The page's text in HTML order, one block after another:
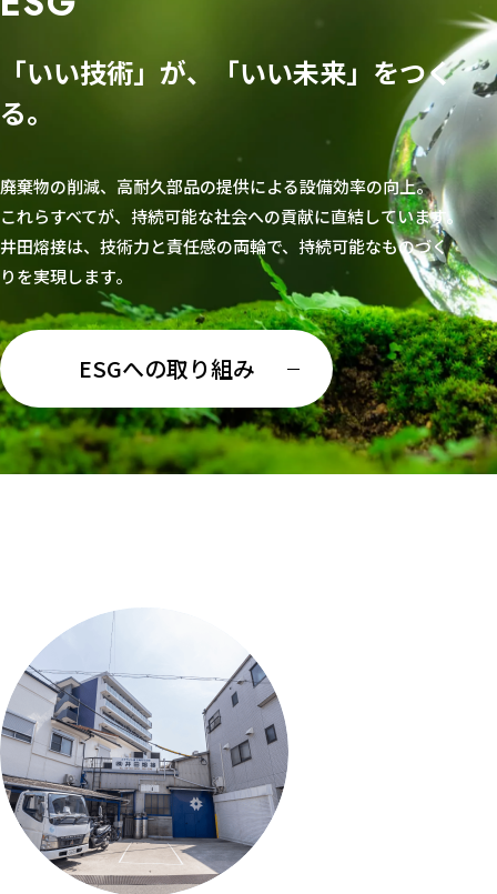
「いい技術」が、「いい未来」をつく
る。
廃棄物の削減、高耐久部品の提供による設備効率の向上。
これらすべてが、持続可能な社会への貢献に直結しています。
井田熔接は、技術力と責任感の両輪で、持続可能なものづく
りを実現します。
ESGへの取り組み